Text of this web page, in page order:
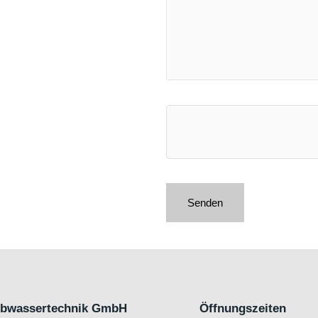
GmbH Öffnungszeiten